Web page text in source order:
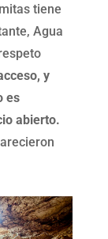
tiene
Agua
y
es
abierto.